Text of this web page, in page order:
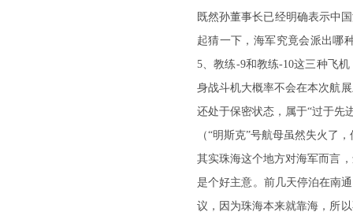
既然孙董事长已经明确表示中
起猜一下，海军究竟会派出哪
5、教练-9和教练-10这三种飞
身战斗机大概率不会在本次航
还处于保密状态，属于“过于先
（“明斯克”号航母虽然失火了
其实珠海这个地方对海军而言
是个好主意。前几天停泊在南
议，因为珠海本来就靠海，所